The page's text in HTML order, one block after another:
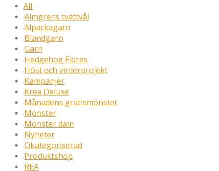
All
⁄Almgrens tvättvål
⁄Alpackagarn
⁄Blandgarn
⁄Garn
⁄Hedgehog Fibres
⁄Höst och vinterprojekt
⁄Kampanjer
⁄Krea Deluxe
⁄Månadens gratismönster
⁄Mönster
⁄Mönster dam
⁄Nyheter
⁄Okategoriserad
⁄Produktshop
⁄REA